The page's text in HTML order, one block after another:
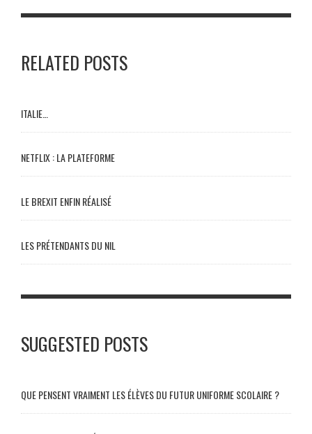
RELATED POSTS
ITALIE…
NETFLIX : LA PLATEFORME
LE BREXIT ENFIN RÉALISÉ
LES PRÉTENDANTS DU NIL
SUGGESTED POSTS
QUE PENSENT VRAIMENT LES ÉLÈVES DU FUTUR UNIFORME SCOLAIRE ?